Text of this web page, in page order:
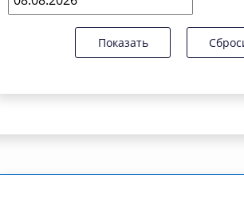
Показать